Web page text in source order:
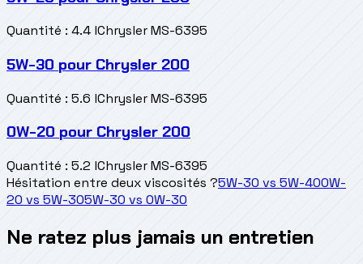
Quantité : 4.4 lChrysler MS-6395
5W-30 pour Chrysler 200
Quantité : 5.6 lChrysler MS-6395
0W-20 pour Chrysler 200
Quantité : 5.2 lChrysler MS-6395
Hésitation entre deux viscosités ?5W-30 vs 5W-400W-
20 vs 5W-305W-30 vs 0W-30
Ne ratez plus jamais un entretien